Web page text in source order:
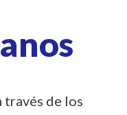
través de los